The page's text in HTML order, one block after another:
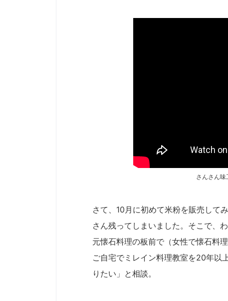
さんさん味
さて、10月に初めて米粉を販売して
さん残ってしまいました。そこで、
元懐石料理の板前で（女性で懐石料
ご自宅でミレイン料理教室を20年以
りたい」と相談。